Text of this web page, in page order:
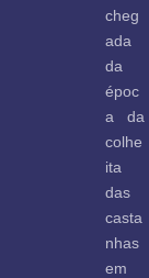
cheg
ada
da
époc
a da
colhe
ita
das
casta
nhas
em